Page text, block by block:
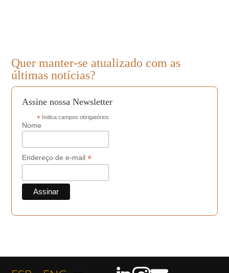
Quer manter-se atualizado com as
últimas notícias?
Assine nossa Newsletter
* Indica campos obrigatórios
Nome
Endereço de e-mail*